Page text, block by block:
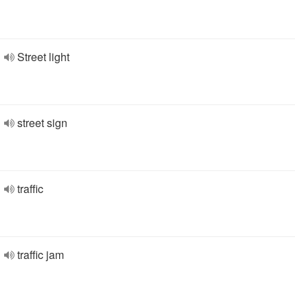
Street light
street sign
traffic
traffic jam